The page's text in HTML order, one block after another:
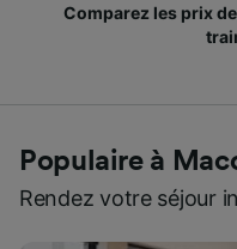
les prix de
trains et de
Populaire à
Rendez votre séjour